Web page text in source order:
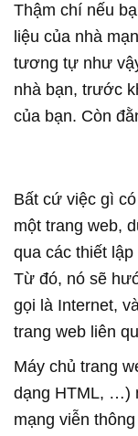
Thậm chí nếu
liệu của nhà
tương tự như
nhà bạn, trước
của bạn. Còn
Bất cứ việc gì
một trang web,
qua các thiết
Từ đó, nó sẽ
gọi là Internet,
trang web liên
Máy chủ trang
dạng HTML, …)
mạng viễn